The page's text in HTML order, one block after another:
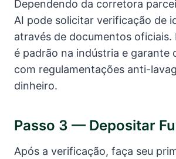
Dependendo da corretora
AI pode solicitar verificação de
através de documentos oficiais.
é padrão na indústria e garante
com regulamentações anti-
dinheiro.
Passo 3 — Depositar
Após a verificação, faça seu